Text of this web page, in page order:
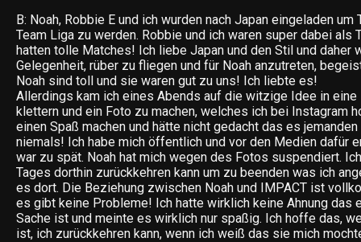
B: Noah, Robbie E und ich wurden nach Japan eingeladen um
Team Liga zu werden. Robbie und ich waren super dabei als
hatten tolle Matches! Ich liebe Japan und den Stil und daher
Gelegenheit, rüber zu fliegen und für Noah anzutreten,
Noah sind toll und sie waren gut zu uns! Ich liebte es!
Allerdings kam ich eines Abends auf die witzige Idee in eine
klettern und ein Foto zu machen, welches ich bei Instagram
einen Spaß machen und hätte nicht gedacht das es
niemals! Ich habe mich öffentlich und vor den Medien dafür
war zu spät. Noah hat mich wegen des Fotos suspendiert.
Tages dorthin zurückkehren kann um zu beenden was ich
es dort. Die Beziehung zwischen Noah und IMPACT ist
es gibt keine Probleme! Ich hatte wirklich keine Ahnung das
Sache ist und meinte es wirklich nur spaßig. Ich hoffe das,
ist, ich zurückkehren kann, wenn ich weiß das sie mich